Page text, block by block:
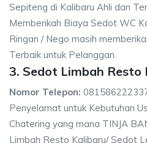
Sepiteng di Kalibaru Ahli dan
Memberikah Biaya Sedot WC
Ringan / Nego masih
Terbaik untuk Pelanggan.
3. Sedot Limbah Resto
Nomor Telepon:
Penyelamat untuk Kebutuhan
Chatering yang mana TINJA
Limbah Resto Kalibaru/ Sedot